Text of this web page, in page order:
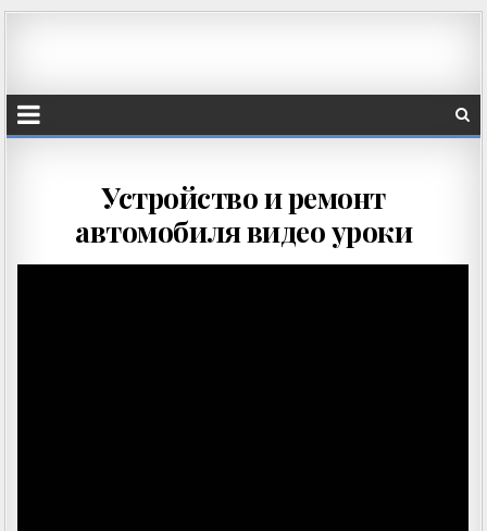
Устройство и ремонт
автомобиля видео уроки